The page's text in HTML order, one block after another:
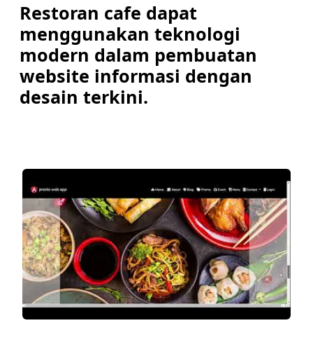
Restoran cafe dapat
menggunakan teknologi
modern dalam pembuatan
website informasi dengan
desain terkini.